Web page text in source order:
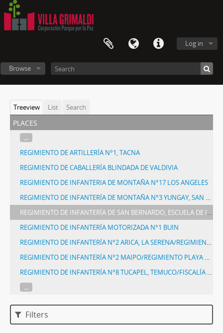
Log in
Browse
Treeview List Search
places
...
REGIMIENTO DE ARTILLERÍA N°1, TACNA
REGIMIENTO DE CABALLERÍA BLINDADA DE VALDIVIA
REGIMIENTO DE INFANTERIA DE MONTAÑA N°17 LOS ANGELES
REGIMIENTO DE INFANTERÍA DE MONTAÑA N°3 YUNGAY, SAN FELIPE
REGIMIENTO DE INFANTERÍA DE SAN BERNARDO, ESCUELA DE INFANTERÍA/CUARTEL N° 2 CERRO CHENA
REGIMIENTO DE INFANTERÍA MOTORIZADA N°1 BUIN
REGIMIENTO DE INFANTERÍA N°2 ARICA, LA SERENA/REGIMIENTO N°21, ARICA/ACTUAL REGIMIENTO DE INFANTERÍA N°21, COQUIMBO
REGIMIENTO DE INFANTERÍA N°2 MAIPO/REGIMIENTO PLAYA ANCHA/FISCALÍA MILITAR
REGIMIENTO DE INFANTERÍA N°8 TUCAPEL, TEMUCO/FISCALÍA MILITAR Y DE CARABINEROS
...
Filters